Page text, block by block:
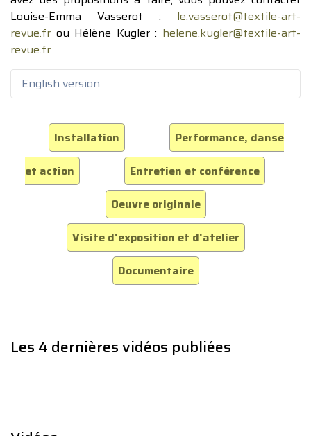
Louise-Emma Vasserot : le.vasserot@textile-art-
revue.fr ou Hélène Kugler : helene.kugler@textile-art-
revue.fr
English version
Installation
Performance, danse
et action
Entretien et conférence
Oeuvre originale
Visite d'exposition et d'atelier
Documentaire
Les 4 dernières vidéos publiées